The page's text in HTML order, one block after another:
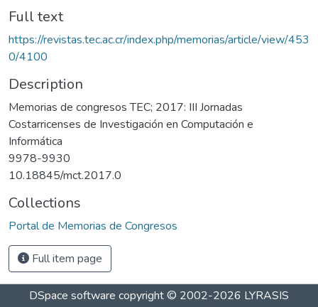
Full text
https://revistas.tec.ac.cr/index.php/memorias/article/view/453
0/4100
Description
Memorias de congresos TEC; 2017: III Jornadas
Costarricenses de Investigación en Computación e
Informática
9978-9930
10.18845/mct.2017.0
Collections
Portal de Memorias de Congresos
Full item page
DSpace software copyright © 2002-2026 LYRASIS